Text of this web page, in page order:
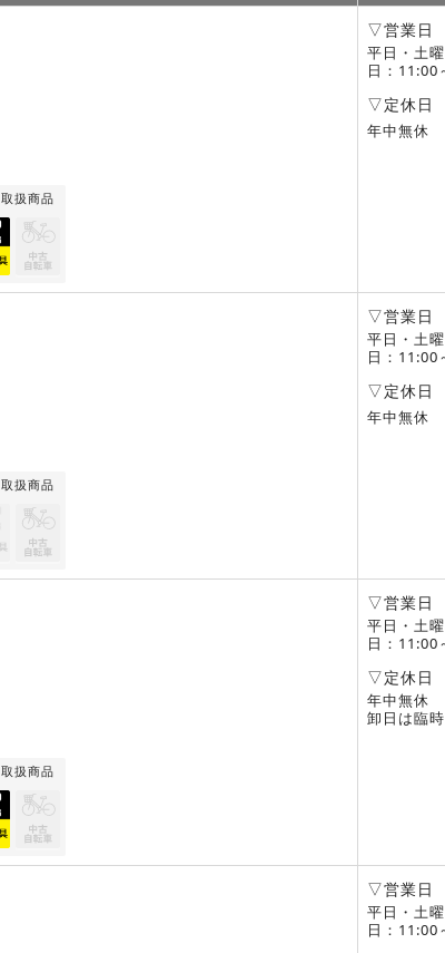
取扱商品
▽営業日
平日・土
日：11:00
▽定休日
年中無休
取扱商品
▽営業日
平日・土
日：11:00
▽定休日
年中無休
取扱商品
▽営業日
平日・土
日：11:00
▽定休日
年中無休
卸日は臨
▽営業日
平日・土
日：11:00